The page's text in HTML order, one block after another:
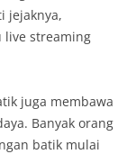
jejaknya,
live streaming
juga membawa
Banyak orang
batik mulai